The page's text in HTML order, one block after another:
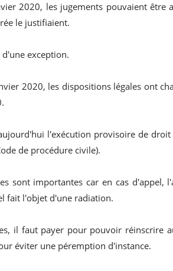
2020, les jugements pouvaient être
le justifiaient.
exception.
2020, les dispositions légales ont
l'exécution provisoire de
de procédure civile).
sont importantes car en cas
fait l'objet d'une radiation.
il faut payer pour pouvoir réinscrire
éviter une péremption d'instance.